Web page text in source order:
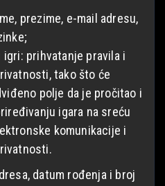
prezime, e-mail adresu,
igri: prihvatanje pravila i
tako što će
polje da je pročitao i
igara na sreću
komunikacije i
datum rođenja i broj